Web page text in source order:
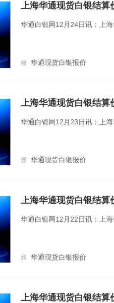
上海华通现货白银结算
华通白银网12月24日讯：上
华通现货白银报价
上海华通现货白银结算
华通白银网12月23日讯：上
华通现货白银报价
上海华通现货白银结算
华通白银网12月22日讯：上
华通现货白银报价
上海华通现货白银结算